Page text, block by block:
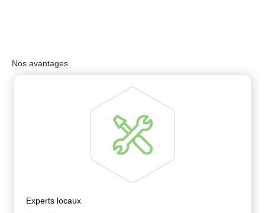
Nos avantages
Experts locaux